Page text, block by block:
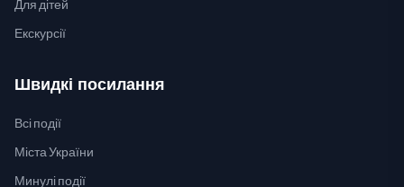
Для дітей
Екскурсії
Швидкі посилання
Всі події
Міста України
Минулі події